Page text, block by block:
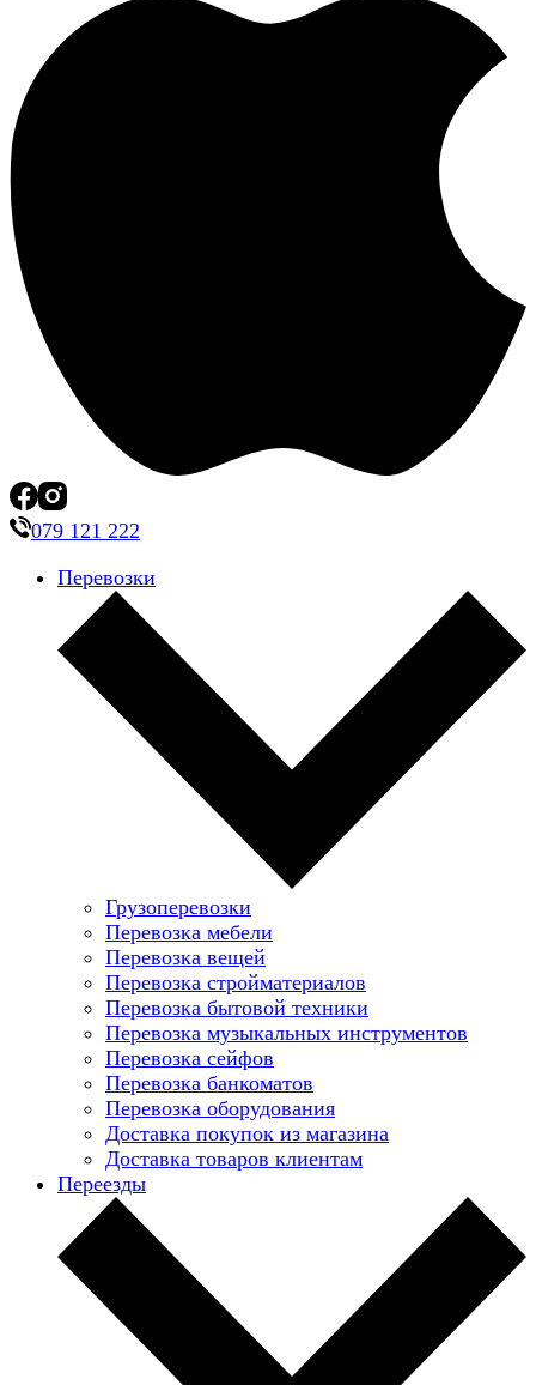
079 121 222
Перевозки
Грузоперевозки
Перевозка мебели
Перевозка вещей
Перевозка стройматериалов
Перевозка бытовой техники
Перевозка музыкальных инструментов
Перевозка сейфов
Перевозка банкоматов
Перевозка оборудования
Доставка покупок из магазина
Доставка товаров клиентам
Переезды